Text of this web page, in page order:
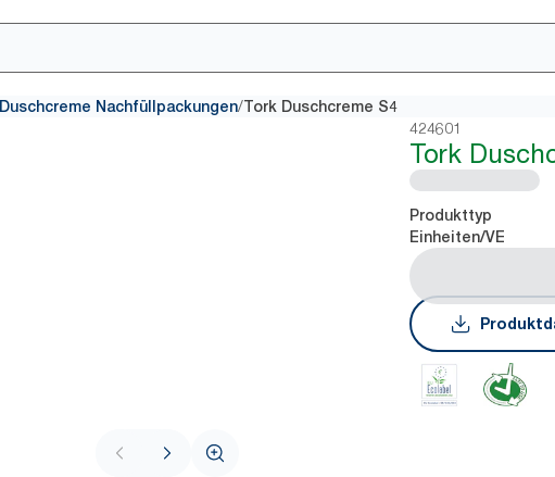
Duschcreme Nachfüllpackungen/Tork Duschcreme S4
424601
Tork
Produkttyp
Einheiten/VE